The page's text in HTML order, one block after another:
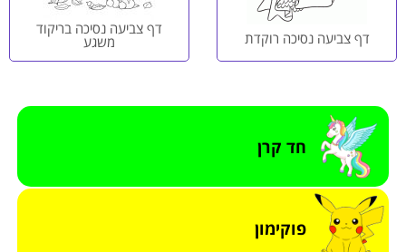
חד קרן
פוקימון
דף צביעה נסיכה רוקדת
דף צביעה נסיכה בריקוד
משגע